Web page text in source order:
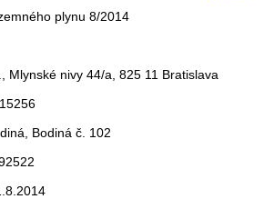
plynu 8/2014
Mlynské nivy 44/a, 825 11 Bratislava
Bodiná č. 102